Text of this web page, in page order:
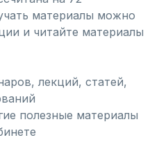
материалы можно
и читайте материалы
лекций, статей,
полезные материалы